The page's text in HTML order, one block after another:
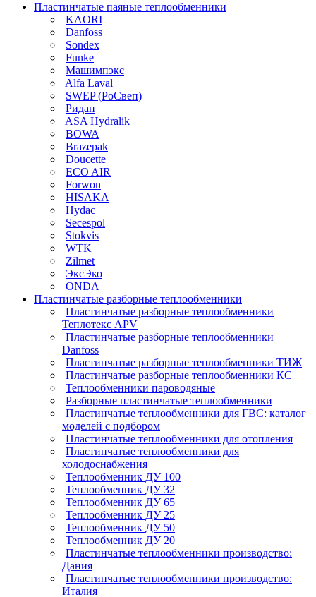
Пластинчатые паяные теплообменники
KAORI
Danfoss
Sondex
Funke
Машимпэкс
Alfa Laval
SWEP (РоСвеп)
Ридан
ASA Hydralik
BOWA
Brazepak
Doucette
ECO AIR
Forwon
HISAKA
Hydac
Secespol
Stokvis
WTK
Zilmet
ЭксЭко
ONDA
Пластинчатые разборные теплообменники
Пластинчатые разборные теплообменники
Теплотекс APV
Пластинчатые разборные теплообменники
Danfoss
Пластинчатые разборные теплообменники ТИЖ
Пластинчатые разборные теплообменники КC
Теплообменники пароводяные
Разборные пластинчатые теплообменники
Пластинчатые теплообменники для ГВС: каталог
моделей с подбором
Пластинчатые теплообменники для отопления
Пластинчатые теплообменники для
холодоснабжения
Теплообменник ДУ 100
Теплообменник ДУ 32
Теплообменник ДУ 65
Теплообменник ДУ 25
Теплообменник ДУ 50
Теплообменник ДУ 20
Пластинчатые теплообменники производство:
Дания
Пластинчатые теплообменники производство:
Италия